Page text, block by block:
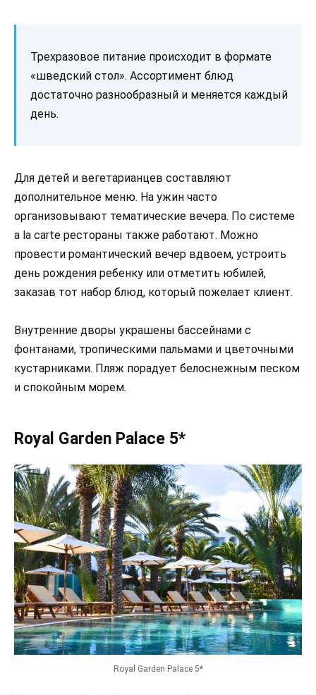
Трехразовое питание происходит в формате
«шведский стол». Ассортимент блюд
достаточно разнообразный и меняется каждый
день.
Для детей и вегетарианцев составляют
дополнительное меню. На ужин часто
организовывают тематические вечера. По системе
a la carte рестораны также работают. Можно
провести романтический вечер вдвоем, устроить
день рождения ребенку или отметить юбилей,
заказав тот набор блюд, который пожелает клиент.
Внутренние дворы украшены бассейнами с
фонтанами, тропическими пальмами и цветочными
кустарниками. Пляж порадует белоснежным песком
и спокойным морем.
Royal Garden Palace 5*
Royal Garden Palace 5*